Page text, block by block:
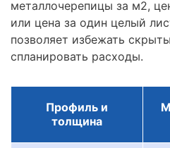
металлочерепицы за м2,
или цена за один целый
позволяет избежать
спланировать расходы.
Профиль и
толщина